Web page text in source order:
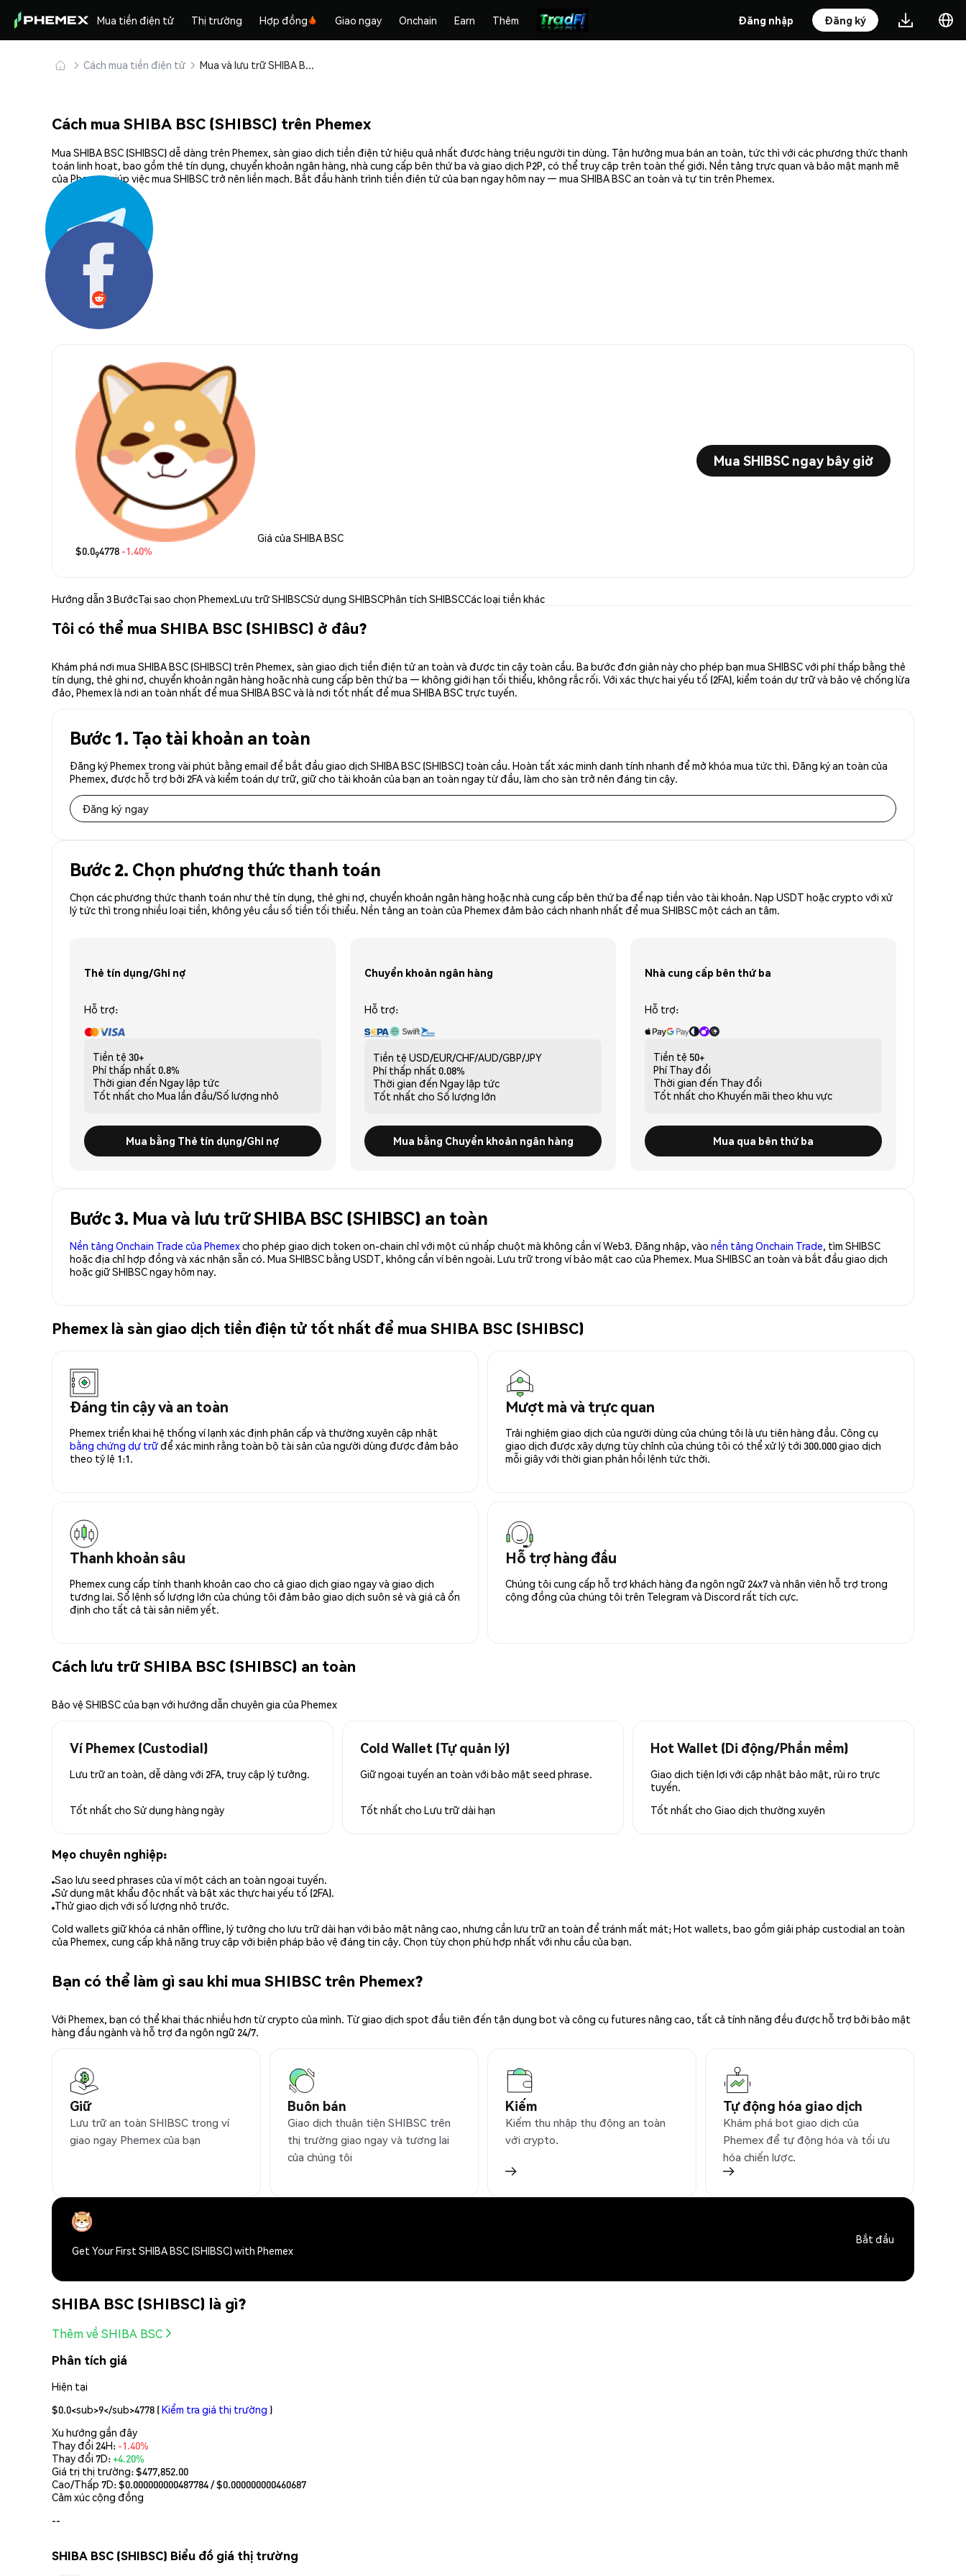
Mua tiền điện tử Thị trường Hợp đồng Giao ngay Onchain Earn Thêm Đăng nhập Đăng ký
Cách mua tiền điện tử Mua và lưu trữ SHIBA BSC (SHIBSC) an toàn
Cách mua SHIBA BSC (SHIBSC) trên Phemex
Mua SHIBA BSC (SHIBSC) dễ dàng trên Phemex, sàn giao dịch tiền điện tử hiệu quả nhất được hàng triệu người tin dùng. Tận hưởng mua bán an toàn, tức thì với các phương thức thanh
toán linh hoạt, bao gồm thẻ tín dụng, chuyển khoản ngân hàng, nhà cung cấp bên thứ ba và giao dịch P2P, có thể truy cập trên toàn thế giới. Nền tảng trực quan và bảo mật mạnh mẽ
của Phemex giúp việc mua SHIBSC trở nên liền mạch. Bắt đầu hành trình tiền điện tử của bạn ngay hôm nay — mua SHIBA BSC an toàn và tự tin trên Phemex.
Chia sẻ:
Giá của SHIBA BSC
$0.094778 -1.40%
Mua SHIBSC ngay bây giờ
Hướng dẫn 3 BướcTại sao chọn PhemexLưu trữ SHIBSCSử dụng SHIBSCPhân tích SHIBSCCác loại tiền khác
Tôi có thể mua SHIBA BSC (SHIBSC) ở đâu?
Khám phá nơi mua SHIBA BSC (SHIBSC) trên Phemex, sàn giao dịch tiền điện tử an toàn và được tin cậy toàn cầu. Ba bước đơn giản này cho phép bạn mua SHIBSC với phí thấp bằng thẻ
tín dụng, thẻ ghi nợ, chuyển khoản ngân hàng hoặc nhà cung cấp bên thứ ba — không giới hạn tối thiểu, không rắc rối. Với xác thực hai yếu tố (2FA), kiểm toán dự trữ và bảo vệ chống lừa
đảo, Phemex là nơi an toàn nhất để mua SHIBA BSC và là nơi tốt nhất để mua SHIBA BSC trực tuyến.
Bước 1. Tạo tài khoản an toàn
Đăng ký Phemex trong vài phút bằng email để bắt đầu giao dịch SHIBA BSC (SHIBSC) toàn cầu. Hoàn tất xác minh danh tính nhanh để mở khóa mua tức thì. Đăng ký an toàn của
Phemex, được hỗ trợ bởi 2FA và kiểm toán dự trữ, giữ cho tài khoản của bạn an toàn ngay từ đầu, làm cho sàn trở nên đáng tin cậy.
Đăng ký ngay
Bước 2. Chọn phương thức thanh toán
Chọn các phương thức thanh toán như thẻ tín dụng, thẻ ghi nợ, chuyển khoản ngân hàng hoặc nhà cung cấp bên thứ ba để nạp tiền vào tài khoản. Nạp USDT hoặc crypto với xử
lý tức thì trong nhiều loại tiền, không yêu cầu số tiền tối thiểu. Nền tảng an toàn của Phemex đảm bảo cách nhanh nhất để mua SHIBSC một cách an tâm.
Thẻ tín dụng/Ghi nợ
Hỗ trợ:
Tiền tệ 30+
Phí thấp nhất 0.8%
Thời gian đến Ngay lập tức
Tốt nhất cho Mua lần đầu/Số lượng nhỏ
Mua bằng Thẻ tín dụng/Ghi nợ
Chuyển khoản ngân hàng
Hỗ trợ:
Tiền tệ USD/EUR/CHF/AUD/GBP/JPY
Phí thấp nhất 0.08%
Thời gian đến Ngay lập tức
Tốt nhất cho Số lượng lớn
Mua bằng Chuyển khoản ngân hàng
Nhà cung cấp bên thứ ba
Hỗ trợ:
Tiền tệ 50+
Phí Thay đổi
Thời gian đến Thay đổi
Tốt nhất cho Khuyến mãi theo khu vực
Mua qua bên thứ ba
Bước 3. Mua và lưu trữ SHIBA BSC (SHIBSC) an toàn
Nền tảng Onchain Trade của Phemexcho phép giao dịch token on-chain chỉ với một cú nhấp chuột mà không cần ví Web3. Đăng nhập, vào nền tảng Onchain Trade, tìm SHIBSC
hoặc địa chỉ hợp đồng và xác nhận sẵn có. Mua SHIBSC bằng USDT, không cần ví bên ngoài. Lưu trữ trong ví bảo mật cao của Phemex. Mua SHIBSC an toàn và bắt đầu giao dịch
hoặc giữ SHIBSC ngay hôm nay.
Phemex là sàn giao dịch tiền điện tử tốt nhất để mua SHIBA BSC (SHIBSC)
Đáng tin cậy và an toàn
Phemex triển khai hệ thống ví lạnh xác định phân cấp và thường xuyên cập nhật
bằng chứng dự trữđể xác minh rằng toàn bộ tài sản của người dùng được đảm bảo
theo tỷ lệ 1:1.
Mượt mà và trực quan
Trải nghiệm giao dịch của người dùng của chúng tôi là ưu tiên hàng đầu. Công cụ
giao dịch được xây dựng tùy chỉnh của chúng tôi có thể xử lý tới 300.000 giao dịch
mỗi giây với thời gian phản hồi lệnh tức thời.
Thanh khoản sâu
Phemex cung cấp tính thanh khoản cao cho cả giao dịch giao ngay và giao dịch
tương lai. Sổ lệnh số lượng lớn của chúng tôi đảm bảo giao dịch suôn sẻ và giá cả ổn
định cho tất cả tài sản niêm yết.
Hỗ trợ hàng đầu
Chúng tôi cung cấp hỗ trợ khách hàng đa ngôn ngữ 24x7 và nhân viên hỗ trợ trong
cộng đồng của chúng tôi trên Telegram và Discord rất tích cực.
Cách lưu trữ SHIBA BSC (SHIBSC) an toàn
Bảo vệ SHIBSC của bạn với hướng dẫn chuyên gia của Phemex
Ví Phemex (Custodial)
Lưu trữ an toàn, dễ dàng với 2FA, truy cập lý tưởng.
Tốt nhất cho Sử dụng hàng ngày
Cold Wallet (Tự quản lý)
Giữ ngoại tuyến an toàn với bảo mật seed phrase.
Tốt nhất cho Lưu trữ dài hạn
Hot Wallet (Di động/Phần mềm)
Giao dịch tiện lợi với cập nhật bảo mật, rủi ro trực
tuyến.
Tốt nhất cho Giao dịch thường xuyên
Mẹo chuyên nghiệp:
Sao lưu seed phrases của ví một cách an toàn ngoại tuyến.
Sử dụng mật khẩu độc nhất và bật xác thực hai yếu tố (2FA).
Thử giao dịch với số lượng nhỏ trước.
Cold wallets giữ khóa cá nhân offline, lý tưởng cho lưu trữ dài hạn với bảo mật nâng cao, nhưng cần lưu trữ an toàn để tránh mất mát; Hot wallets, bao gồm giải pháp custodial an toàn
của Phemex, cung cấp khả năng truy cập với biện pháp bảo vệ đáng tin cậy. Chọn tùy chọn phù hợp nhất với nhu cầu của bạn.
Bạn có thể làm gì sau khi mua SHIBSC trên Phemex?
Với Phemex, bạn có thể khai thác nhiều hơn từ crypto của mình. Từ giao dịch spot đầu tiên đến tận dụng bot và công cụ futures nâng cao, tất cả tính năng đều được hỗ trợ bởi bảo mật
hàng đầu ngành và hỗ trợ đa ngôn ngữ 24/7.
Giữ
Lưu trữ an toàn SHIBSC trong ví
giao ngay Phemex của bạn
Buôn bán
Giao dịch thuận tiện SHIBSC trên
thị trường giao ngay và tương lai
của chúng tôi
Kiếm
Kiếm thu nhập thụ động an toàn
với crypto.
Tự động hóa giao dịch
Khám phá bot giao dịch của
Phemex để tự động hóa và tối ưu
hóa chiến lược.
Get Your First SHIBA BSC (SHIBSC) with Phemex
Bắt đầu
SHIBA BSC (SHIBSC) là gì?
Thêm về SHIBA BSC
Phân tích giá
Hiện tại
$0.0<sub>9</sub>4778 (Kiểm tra giá thị trường )
Xu hướng gần đây
Thay đổi 24H: -1.40%
Thay đổi 7D:+4.20%
Giá trị thị trường:$477,852.00
Cao/Thấp 7D: $0.000000000487784 / $0.000000000460687
Cảm xúc cộng đồng
--
SHIBA BSC (SHIBSC) Biểu đồ giá thị trường